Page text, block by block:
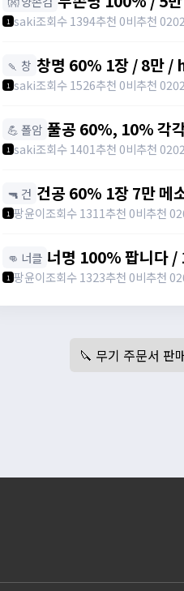
1 saki조회수 1394추천 0비추천 0
🍡 창 창명 60% 1장 / 8만
1 saki조회수 1526추천 0비추천 0
💪 폴암 풀공 60%, 10%
1 saki조회수 1401추천 0비추천 0
🔫 건 건공 60% 1장 7만
1 팡윤이조회수 1311추천 0비추천 0
👊 너클 너명 100% 팝니
1 팡윤이조회수 1323추천 0비추천 0